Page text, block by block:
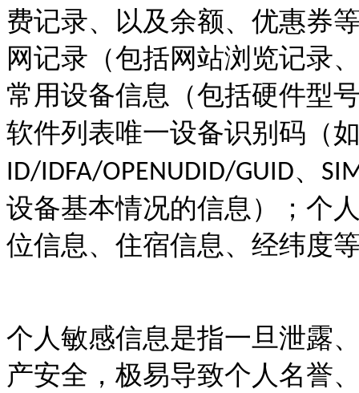
费记录、以及余额、优惠券
网记录（包括网站浏览记录
常用设备信息（包括硬件型
软件列表唯一设备识别码（
ID/IDFA/OPENUDID/GUID、
设备基本情况的信息）；个
位信息、住宿信息、经纬度
个人敏感信息是指一旦泄露
产安全，极易导致个人名誉